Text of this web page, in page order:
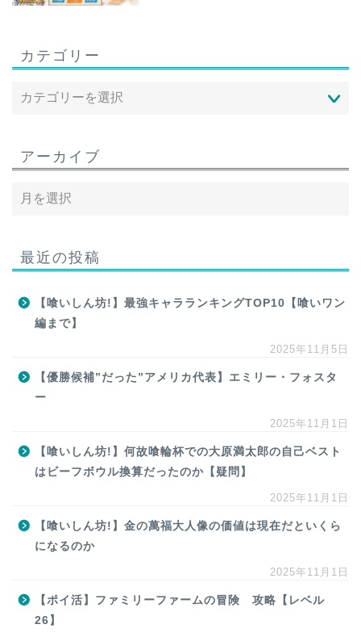
カテゴリー
アーカイブ
最近の投稿
【喰いしん坊!】最強キャラランキングTOP10【喰いワン
編まで】
2025年11月5日
【優勝候補”だった”アメリカ代表】エミリー・フォスタ
ー
2025年11月1日
【喰いしん坊!】何故喰輪杯での大原満太郎の自己ベスト
はビーフボウル換算だったのか【疑問】
2025年11月1日
【喰いしん坊!】金の萬福大人像の価値は現在だといくら
になるのか
2025年11月1日
【ポイ活】ファミリーファームの冒険 攻略【レベル
26】